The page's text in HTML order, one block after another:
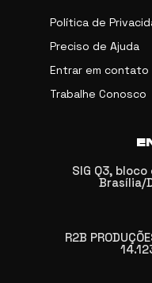
Política de
Preciso de Ajuda
Entrar em contato
Trabalhe Conosco
SIG Q3,
Brasília/
R2B